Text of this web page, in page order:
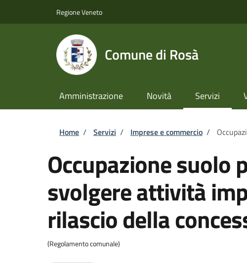
Regione Veneto
Comune di Rosà
Amministrazione Novità Servizi
Briciole di pane
Home / Servizi / Imprese e commercio /
Occupazione suolo
svolgere attività
rilascio della
(Regolamento comunale)